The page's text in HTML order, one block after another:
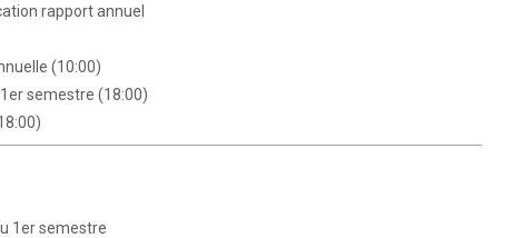
rapport annuel
(10:00)
semestre (18:00)
1er semestre